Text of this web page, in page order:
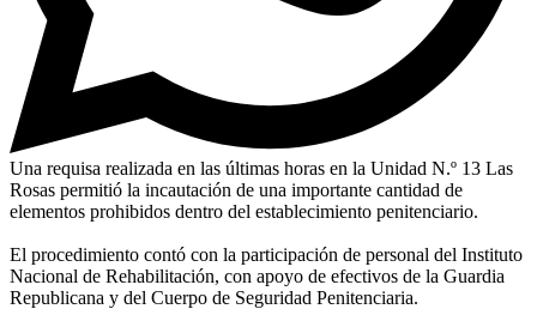
Una requisa realizada en las últimas horas en la Unidad N.º 13 Las
Rosas permitió la incautación de una importante cantidad de
elementos prohibidos dentro del establecimiento penitenciario.
El procedimiento contó con la participación de personal del Instituto
Nacional de Rehabilitación, con apoyo de efectivos de la Guardia
Republicana y del Cuerpo de Seguridad Penitenciaria.